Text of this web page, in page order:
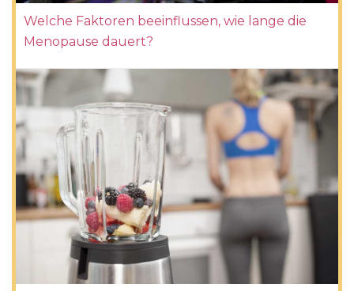
Welche Faktoren beeinflussen, wie lange die
Menopause dauert?